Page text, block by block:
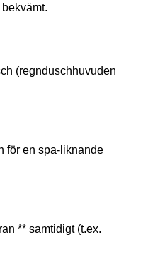
(regnduschhuvuden
för en spa-liknande
** samtidigt (t.ex.